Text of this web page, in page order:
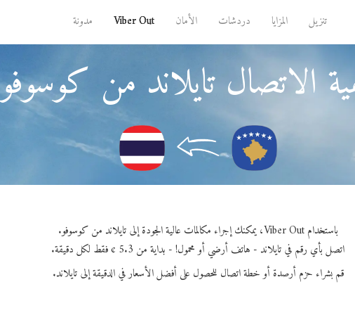
تنزيل المزايا دردشات الأمان Viber Out مدونة
الاتصال تايلاند من كوسوفو
باستخدام Viber Out، يمكنك إجراء مكالمات عالية الجودة إلى تايلاند من كوسوفو.
اتصل بأي رقم في تايلاند - هاتف أرضي أو محمول! - بداية من 5.3 ¢ فقط لكل دقيقة.
قم بشراء حزم أرصدة أو خطة اتصال للحصول على أفضل الأسعار في الدقيقة إلى تايلاند.